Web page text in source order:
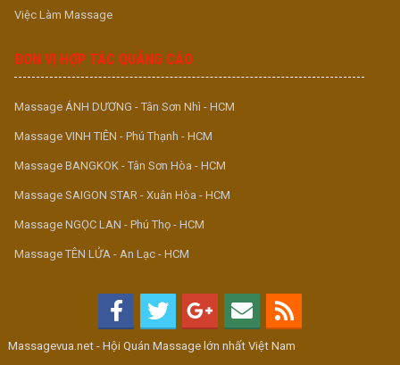
Việc Làm Massage
ĐƠN VỊ HỢP TÁC QUẢNG CÁO
Massage ÁNH DƯƠNG - Tân Sơn Nhì - HCM
Massage VINH TIÊN - Phú Thạnh - HCM
Massage BANGKOK - Tân Sơn Hòa - HCM
Massage SAIGON STAR - Xuân Hòa - HCM
Massage NGỌC LAN - Phú Thọ - HCM
Massage TÊN LỬA - An Lạc - HCM
Massagevua.net - Hội Quán Massage lớn nhất Việt Nam